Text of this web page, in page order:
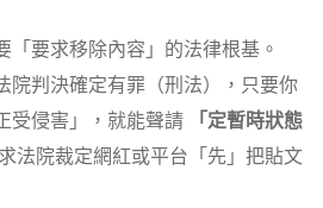
「要求移除內容」的法律根基。
院判決確定有罪（刑法），只要你
受侵害」，就能聲請
「定暫時狀態
法院裁定網紅或平台「先」把貼文